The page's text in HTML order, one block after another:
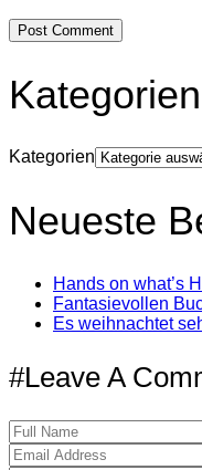
Kategorien
Kategorien
Neueste
Hands on what’s
Fantasievollen
Es weihnachtet
#Leave A